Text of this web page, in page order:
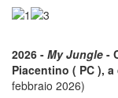
2026 - My Jungle -
Piacentino ( PC ),
febbraio 2026)